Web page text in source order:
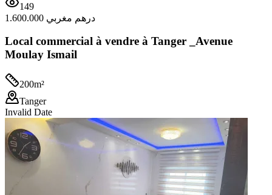
149
1.600.000 درهم مغربي
Local commercial à vendre à Tanger _Avenue
Moulay Ismail
200m²
Tanger
Invalid Date